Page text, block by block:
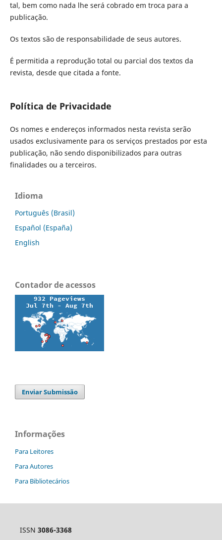
tal, bem como nada lhe será cobrado em troca para a
publicação.
Os textos são de responsabilidade de seus autores.
É permitida a reprodução total ou parcial dos textos da
revista, desde que citada a fonte.
Política de Privacidade
Os nomes e endereços informados nesta revista serão
usados exclusivamente para os serviços prestados por esta
publicação, não sendo disponibilizados para outras
finalidades ou a terceiros.
Idioma
Português (Brasil)
Español (España)
English
Contador de acessos
Enviar Submissão
Informações
Para Leitores
Para Autores
Para Bibliotecários
ISSN 3086-3368